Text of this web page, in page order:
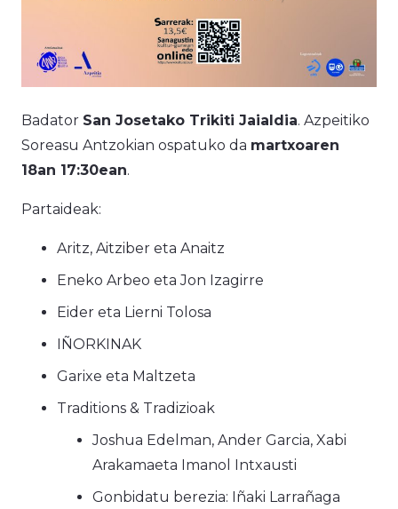
Badator San Josetako Trikiti Jaialdia. Azpeitiko
Soreasu Antzokian ospatuko da martxoaren
18an 17:30ean.
Partaideak:
Aritz, Aitziber eta Anaitz
Eneko Arbeo eta Jon Izagirre
Eider eta Lierni Tolosa
IÑORKINAK
Garixe eta Maltzeta
Traditions & Tradizioak
Joshua Edelman, Ander Garcia, Xabi
Arakamaeta Imanol Intxausti
Gonbidatu berezia: Iñaki Larrañaga